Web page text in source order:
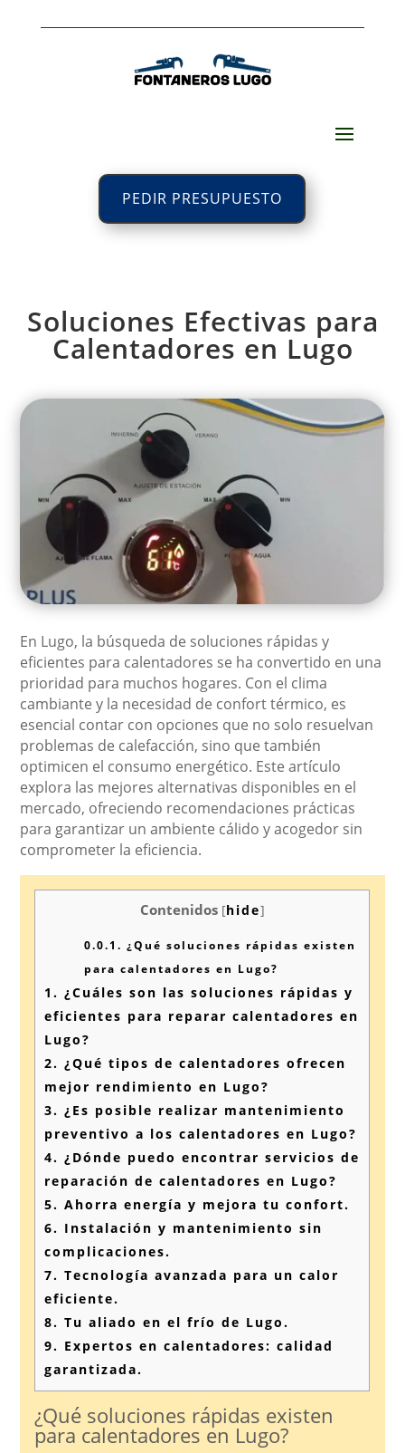
PEDIR PRESUPUESTO
Soluciones Efectivas para
Calentadores en Lugo
En Lugo, la búsqueda de soluciones rápidas y
eficientes para calentadores se ha convertido en una
prioridad para muchos hogares. Con el clima
cambiante y la necesidad de confort térmico, es
esencial contar con opciones que no solo resuelvan
problemas de calefacción, sino que también
optimicen el consumo energético. Este artículo
explora las mejores alternativas disponibles en el
mercado, ofreciendo recomendaciones prácticas
para garantizar un ambiente cálido y acogedor sin
comprometer la eficiencia.
Contenidos [hide]
0.0.1. ¿Qué soluciones rápidas existen
para calentadores en Lugo?
1. ¿Cuáles son las soluciones rápidas y
eficientes para reparar calentadores en
Lugo?
2. ¿Qué tipos de calentadores ofrecen
mejor rendimiento en Lugo?
3. ¿Es posible realizar mantenimiento
preventivo a los calentadores en Lugo?
4. ¿Dónde puedo encontrar servicios de
reparación de calentadores en Lugo?
5. Ahorra energía y mejora tu confort.
6. Instalación y mantenimiento sin
complicaciones.
7. Tecnología avanzada para un calor
eficiente.
8. Tu aliado en el frío de Lugo.
9. Expertos en calentadores: calidad
garantizada.
¿Qué soluciones rápidas existen
para calentadores en Lugo?